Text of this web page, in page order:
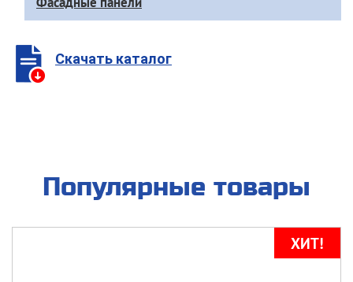
Скачать каталог
Популярные товары